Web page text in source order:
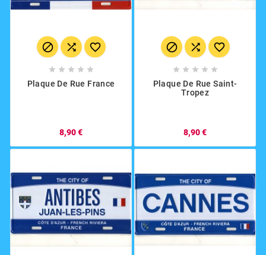
  
    
Plaque De Rue France
8,90 €
  
    
Plaque De Rue Saint-
Tropez
8,90 €